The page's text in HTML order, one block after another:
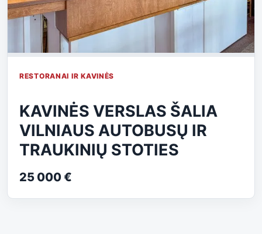
RESTORANAI IR KAVINĖS
KAVINĖS VERSLAS ŠALIA
VILNIAUS AUTOBUSŲ IR
TRAUKINIŲ STOTIES
25 000 €